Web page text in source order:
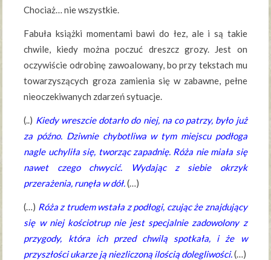
Chociaż… nie wszystkie.
Fabuła książki momentami bawi do łez, ale i są takie
chwile, kiedy można poczuć dreszcz grozy. Jest on
oczywiście odrobinę zawoalowany, bo przy tekstach mu
towarzyszących groza zamienia się w zabawne, pełne
nieoczekiwanych zdarzeń sytuacje.
(..) Kiedy wreszcie dotarło do niej, na co patrzy, było już
za późno. Dziwnie chybotliwa w tym miejscu podłoga
nagle uchyliła się, tworząc zapadnię. Róża nie miała się
nawet czego chwycić. Wydając z siebie okrzyk
przerażenia, runęła w dół.(…)
(…) Róża z trudem wstała z podłogi, czując że znajdujący
się w niej kościotrup nie jest specjalnie zadowolony z
przygody, która ich przed chwilą spotkała, i że w
przyszłości ukarze ją niezliczoną ilością dolegliwości.(…)